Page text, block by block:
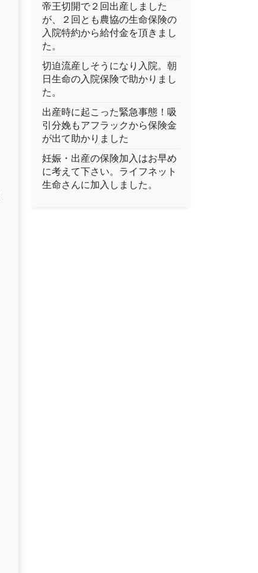
帝王切開で２回出産しました
が、２回とも農協の生命保険の
入院特約から給付金を頂きまし
た。
切迫流産しそうになり入院。朝
日生命の入院保険で助かりまし
た。
出産時に起こった緊急事態！吸
引分娩もアフラックから保険金
が出て助かりました
妊娠・出産の保険加入はお早め
に考えて下さい。ライフネット
生命さんに加入しました。